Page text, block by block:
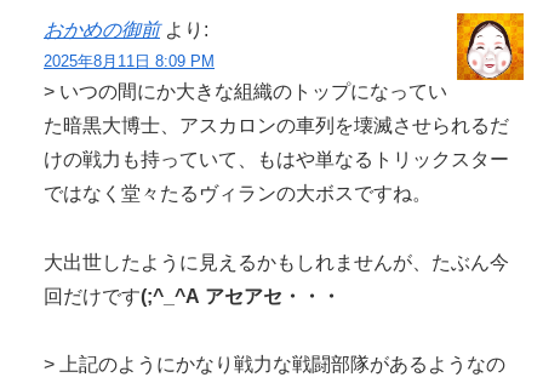
おかめの御前 より:
2025年8月11日 8:09 PM
> いつの間にか大きな組織のトップになってい
た暗黒大博士、アスカロンの車列を壊滅させられるだ
けの戦力も持っていて、もはや単なるトリックスター
ではなく堂々たるヴィランの大ボスですね。
大出世したように見えるかもしれませんが、たぶん今
回だけです(;^_^A アセアセ・・・
> 上記のようにかなり戦力な戦闘部隊があるようなの